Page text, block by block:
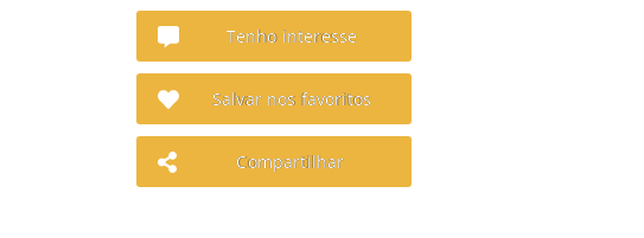
Tenho interesse
Salvar nos favoritos
Compartilhar